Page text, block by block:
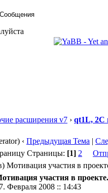
расширения v7 › qt1L, 2C
‹ Предыдущая Тема |
Страницы: [1] 2
Мотивация участия в
участия в проекте.
Февраля 2008 :: 14:43